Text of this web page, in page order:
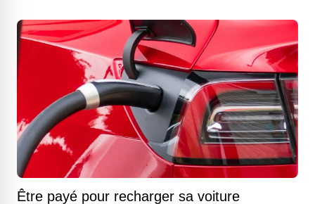
Être payé pour recharger sa voiture